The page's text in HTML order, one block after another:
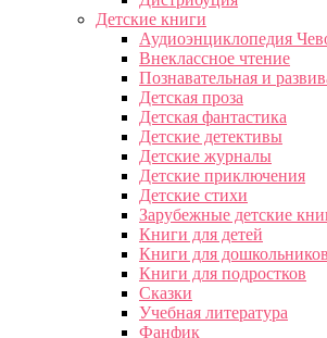
Детские книги
Аудиоэнциклопедия
Внеклассное чтение
Познавательная и
Детская проза
Детская фантастика
Детские детективы
Детские журналы
Детские приключения
Детские стихи
Зарубежные детские
Книги для детей
Книги для дошкольников
Книги для подростков
Сказки
Учебная литература
Фанфик